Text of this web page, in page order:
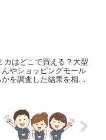
カはどこで買える？大型
やショッピングモール
を調査した結果を相場